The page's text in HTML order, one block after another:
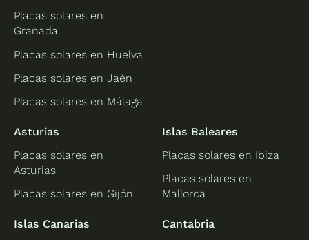
Placas solares en
Granada
Placas solares en Huelva
Placas solares en Jaén
Placas solares en Málaga
Asturias
Placas solares en
Asturias
Placas solares en Gijón
Islas Baleares
Placas solares en Ibiza
Placas solares en
Mallorca
Islas Canarias
Cantabria